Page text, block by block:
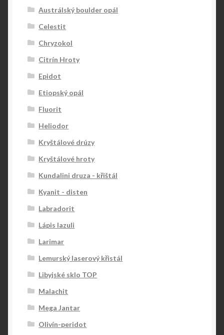
Austrálský boulder opál
Celestit
Chryzokol
Citrín Hroty
Epidot
Etiopský opál
Fluorit
Heliodor
Kryštálové drúzy
Kryštálové hroty
Kundalini druza - křištál
Kyanit - disten
Labradorit
Lápis lazuli
Larimar
Lemurský laserový křistál
Libyjské sklo TOP
Malachit
Mega Jantar
Olivín-peridot